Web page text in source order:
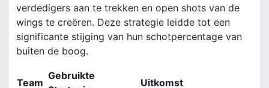
verdedigers aan te trekken en open shots van de
wings te creëren. Deze strategie leidde tot een
significante stijging van hun schotpercentage van
buiten de boog.
Team
Gebruikte
Uitkomst